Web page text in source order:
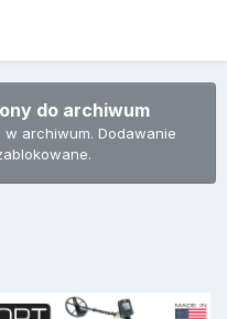
do archiwum
archiwum. Dodawanie